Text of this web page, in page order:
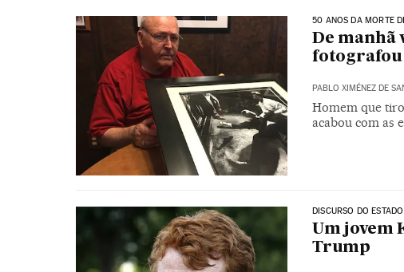
50 ANOS DA MORTE
De manhã
fotografou
PABLO XIMÉNEZ DE
Homem que
acabou com as
DISCURSO DO
Um jovem
Trump